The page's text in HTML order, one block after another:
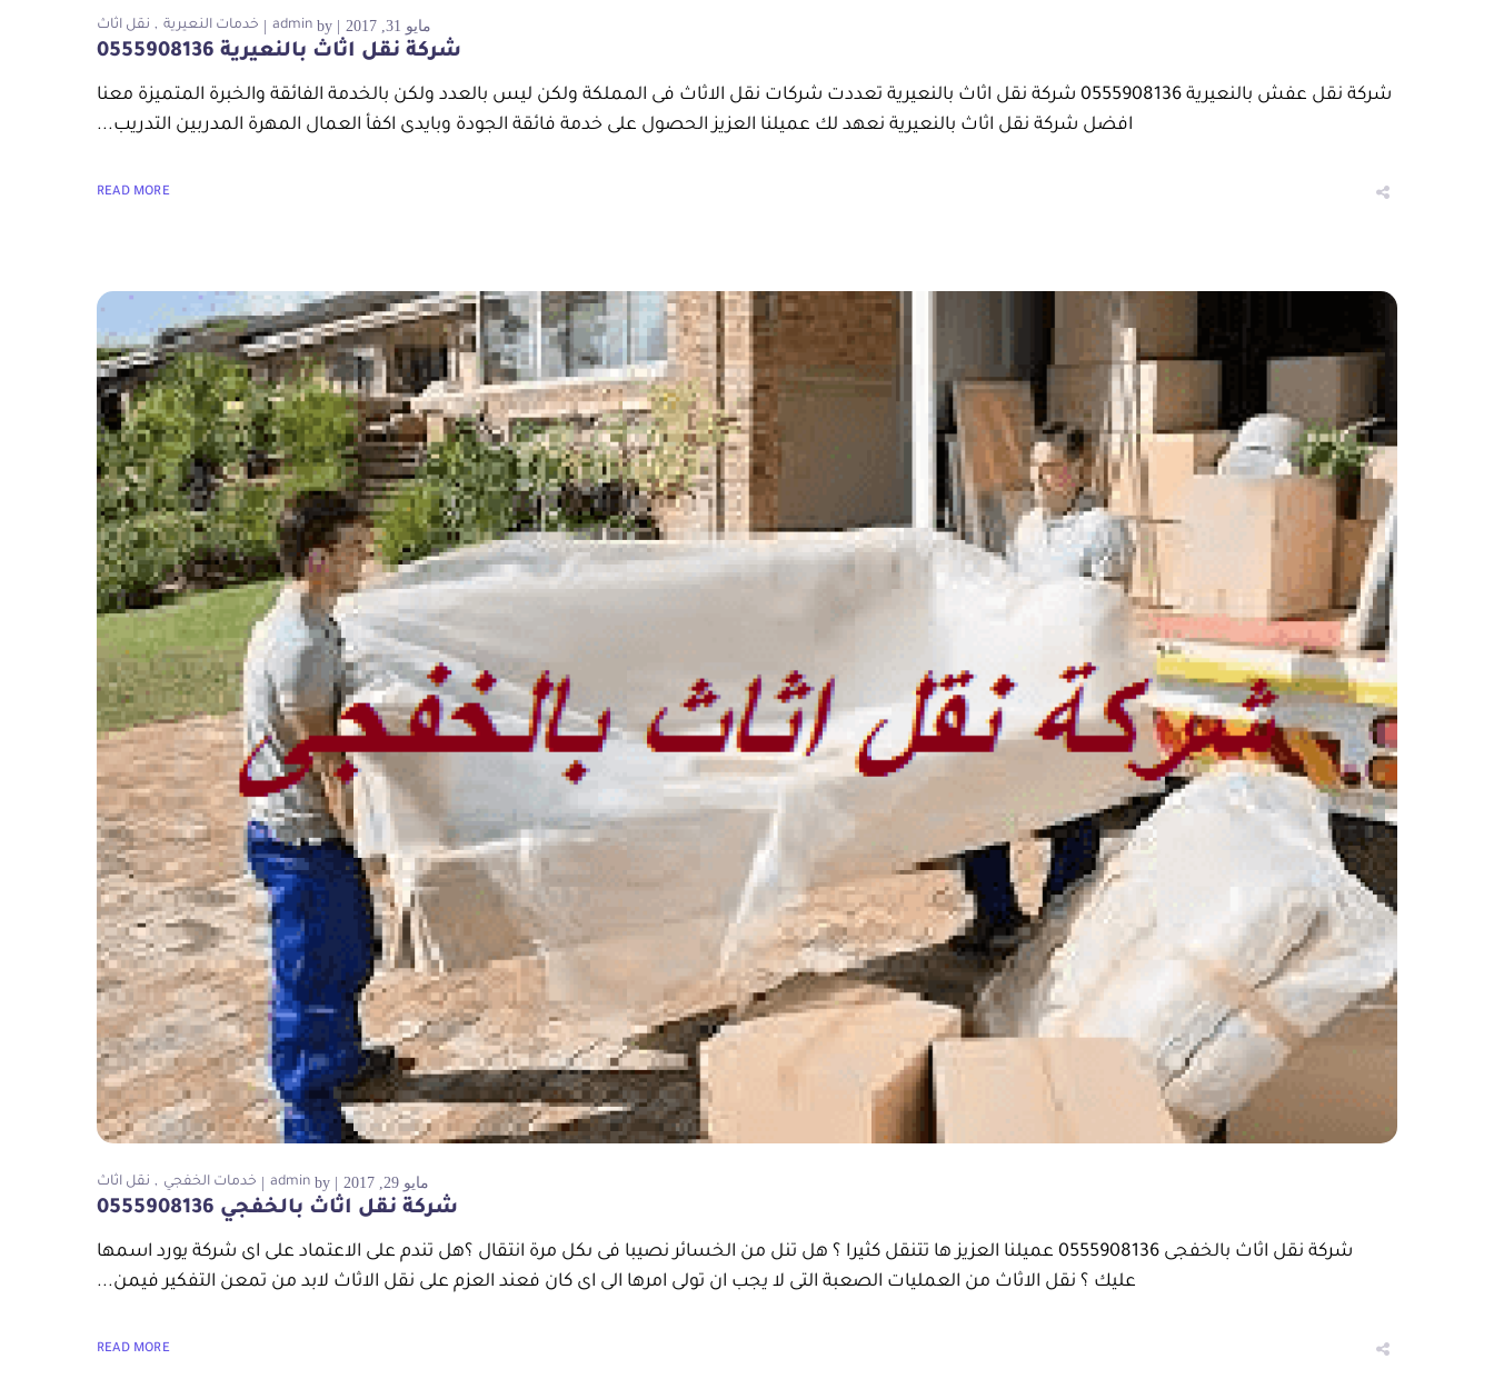
مايو 31, 2017 by
admin خدمات النعيرية نقل اثاث
شركة نقل اثاث بالنعيرية 0555908136
شركة نقل عفش بالنعيرية 0555908136 شركة نقل اثاث بالنعيرية تعددت شركات نقل الاثاث فى المملكة ولكن ليس بالعدد ولكن بالخدمة الفائقة والخبرة المتميزة معنا
افضل شركة نقل اثاث بالنعيرية نعهد لك عميلنا العزيز الحصول على خدمة فائقة الجودة وبايدى اكفأ العمال المهرة المدربين التدريب...
READ MORE
مايو 29, 2017 by
admin خدمات الخفجي نقل اثاث
شركة نقل اثاث بالخفجي 0555908136
شركة نقل اثاث بالخفجى 0555908136 عميلنا العزيز ها تتنقل كثيرا ؟ هل تنل من الخسائر نصيبا فى ىكل مرة انتقال ؟هل تندم على الاعتماد على اى شركة يورد اسمها
عليك ؟ نقل الاثاث من العمليات الصعبة التى لا يجب ان تولى امرها الى اى كان فعند العزم على نقل الاثاث لابد من تمعن التفكير فيمن...
READ MORE